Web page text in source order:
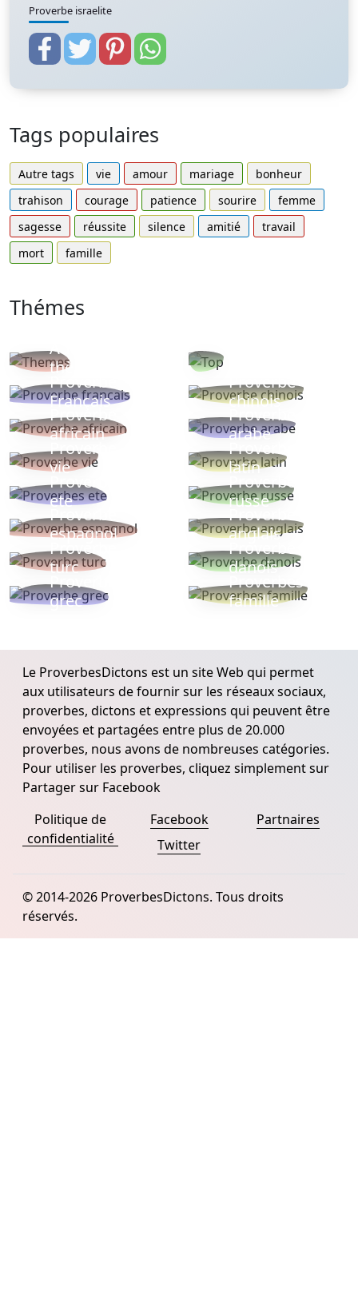
Proverbe israelite
Tags populaires
Autre tags vie amour mariage
bonheur
trahison
courage patience sourire
femme
sagesse
réussite silence amitié
travail
mort
famille
Thémes
Autres
thèmes
Proverbe
Français
Proverbe
chinois
Proverbe
africain
Proverbe
arabe
Proverbe
vie
Proverbe
latin
Proverbes
ete
Proverbe
russe
Proverbe
espagnol
Proverbe
anglais
Proverbe
turc
Proverbe
danois
Proverbe
grec
Proverbes
famille
Le ProverbesDictons est un site Web qui permet
aux utilisateurs de fournir sur les réseaux sociaux,
proverbes, dictons et expressions qui peuvent être
envoyées et partagées entre plus de 20.000
proverbes, nous avons de nombreuses catégories.
Pour utiliser les proverbes, cliquez simplement sur
Partager sur Facebook
Politique de
confidentialité
Facebook
Twitter
Partnaires
© 2014-2026 ProverbesDictons. Tous droits
réservés.